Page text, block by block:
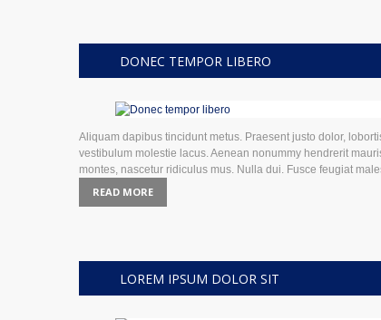
DONEC TEMPOR LIBERO
Aliquam dapibus tincidunt metus. Praesent justo dolor,
vestibulum molestie lacus. Aenean nonummy hendrerit
montes, nascetur ridiculus mus. Nulla dui. Fusce feugiat
READ MORE
LOREM IPSUM DOLOR SIT